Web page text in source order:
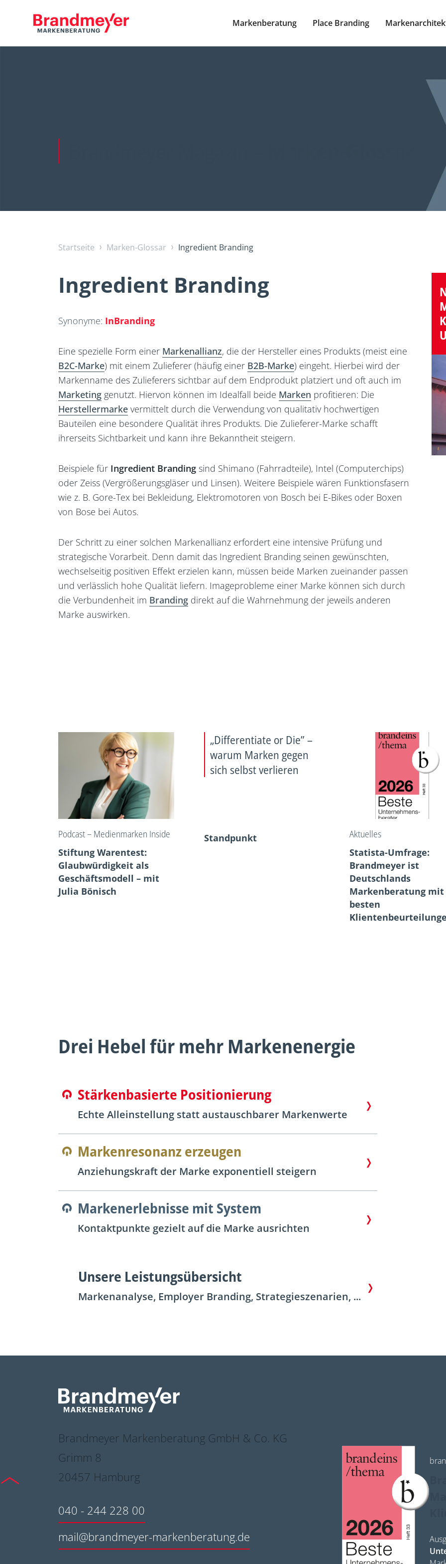
Markenberatung Place Branding
Startseite Marken-Glossar Ingredient Branding
Ingredient Branding
Synonyme: InBranding
Eine spezielle Form einer Markenallianz, die der Hersteller eines Produkts (meist eine
B2C-Marke) mit einem Zulieferer (häufig einer B2B-Marke) eingeht. Hierbei wird der
Markenname des Zulieferers sichtbar auf dem Endprodukt platziert und oft auch im
Marketing genutzt. Hiervon können im Idealfall beide Marken profitieren: Die
Herstellermarke vermittelt durch die Verwendung von qualitativ hochwertigen
Bauteilen eine besondere Qualität ihres Produkts. Die Zulieferer-Marke schafft
ihrerseits Sichtbarkeit und kann ihre Bekanntheit steigern.
Beispiele für Ingredient Branding sind Shimano (Fahrradteile), Intel (Computerchips)
oder Zeiss (Vergrößerungsgläser und Linsen). Weitere Beispiele wären Funktionsfasern
wie z. B. Gore-Tex bei Bekleidung, Elektromotoren von Bosch bei E-Bikes oder Boxen
von Bose bei Autos.
Der Schritt zu einer solchen Markenallianz erfordert eine intensive Prüfung und
strategische Vorarbeit. Denn damit das Ingredient Branding seinen gewünschten,
wechselseitig positiven Effekt erzielen kann, müssen beide Marken zueinander passen
und verlässlich hohe Qualität liefern. Imageprobleme einer Marke können sich durch
die Verbundenheit im Branding direkt auf die Wahrnehmung der jeweils anderen
Marke auswirken.
Podcast – Medienmarken Inside
Stiftung Warentest:
Glaubwürdigkeit als
Geschäftsmodell – mit
Julia Bönisch
„Differentiate or Die” –
warum Marken gegen
sich selbst verlieren
Standpunkt
Aktuelles
Statista-Umfrage:
Brandmeyer ist
Deutschlands
Markenberatung mit
besten
Drei Hebel für mehr Markenenergie
Stärkenbasierte Positionierung
Echte Alleinstellung statt austauschbarer Markenwerte
Markenresonanz erzeugen
Anziehungskraft der Marke exponentiell steigern
Markenerlebnisse mit System
Kontaktpunkte gezielt auf die Marke ausrichten
Unsere Leistungsübersicht
Markenanalyse, Employer Branding, Strategieszenarien, ...
Brandmeyer Markenberatung GmbH & Co. KG
Grimm 8
20457 Hamburg
040 - 244 228 00
mail@brandmeyer-markenberatung.de